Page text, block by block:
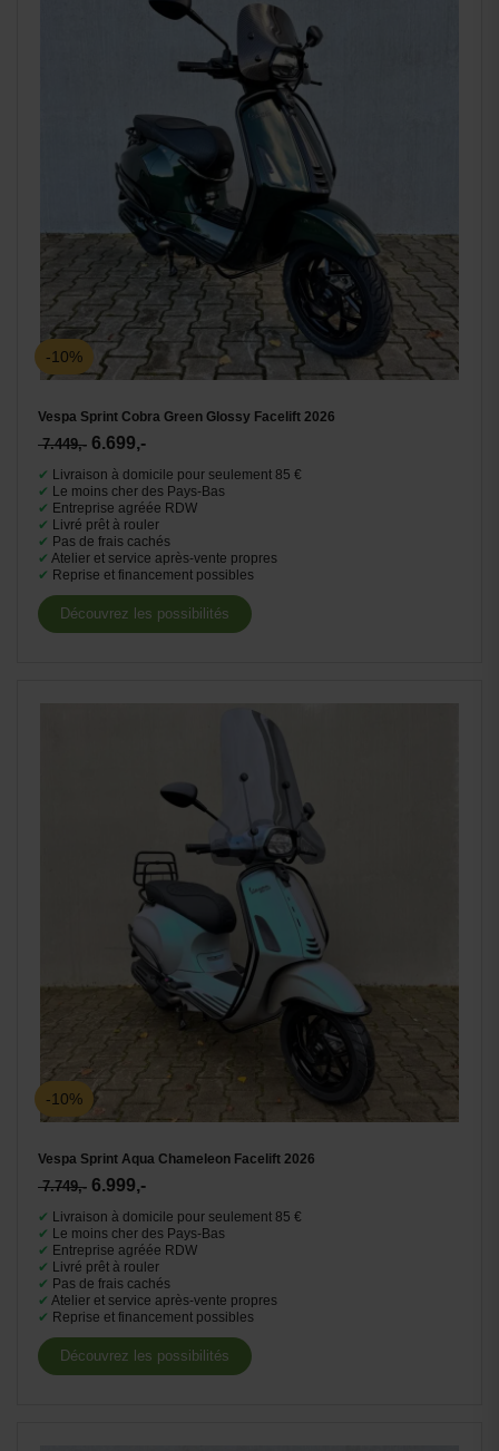
-10%
Vespa Sprint Cobra Green Glossy Facelift 2026
7.449,- 6.699,-
✔ Livraison à domicile pour seulement 85 €
✔ Le moins cher des Pays-Bas
✔ Entreprise agréée RDW
✔ Livré prêt à rouler
✔ Pas de frais cachés
✔ Atelier et service après-vente propres
✔ Reprise et financement possibles
Découvrez les possibilités
-10%
Vespa Sprint Aqua Chameleon Facelift 2026
7.749,- 6.999,-
✔ Livraison à domicile pour seulement 85 €
✔ Le moins cher des Pays-Bas
✔ Entreprise agréée RDW
✔ Livré prêt à rouler
✔ Pas de frais cachés
✔ Atelier et service après-vente propres
✔ Reprise et financement possibles
Découvrez les possibilités